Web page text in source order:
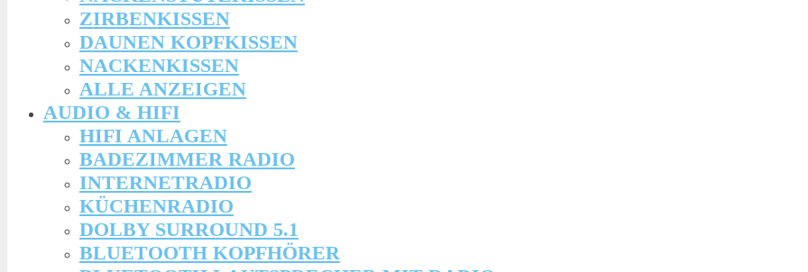
ZIRBENKISSEN
DAUNEN KOPFKISSEN
NACKENKISSEN
ALLE ANZEIGEN
AUDIO & HIFI
HIFI ANLAGEN
BADEZIMMER RADIO
INTERNETRADIO
KÜCHENRADIO
DOLBY SURROUND 5.1
BLUETOOTH KOPFHÖRER